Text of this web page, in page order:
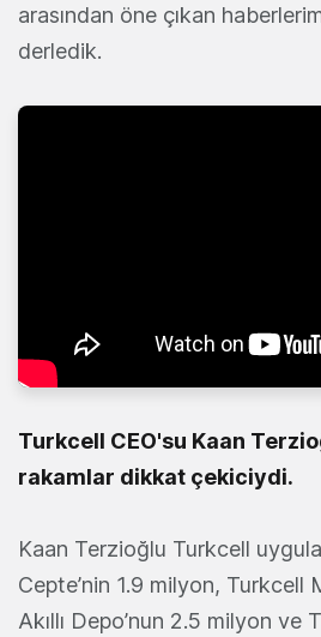
arasından öne çıkan
derledik.
Turkcell CEO'su Kaan
rakamlar dikkat çekiciydi.
Kaan Terzioğlu Turkcell
Cepte’nin 1.9 milyon, Turkcell
Akıllı Depo’nun 2.5 milyon ve